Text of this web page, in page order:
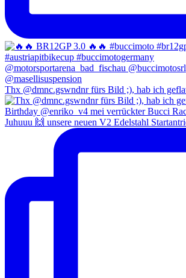
Thx @dmnc.gswndnr fürs Bild ;), hab ich
Juhuuu 🙌 unsere neuen V2 Edelstahl